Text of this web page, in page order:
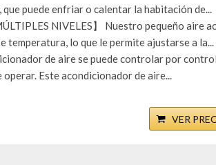
puede enfriar o calentar la habitación de...
NIVELES】 Nuestro pequeño aire
temperatura, lo que le permite ajustarse a la...
de aire se puede controlar por
Este acondicionador de aire...
VER